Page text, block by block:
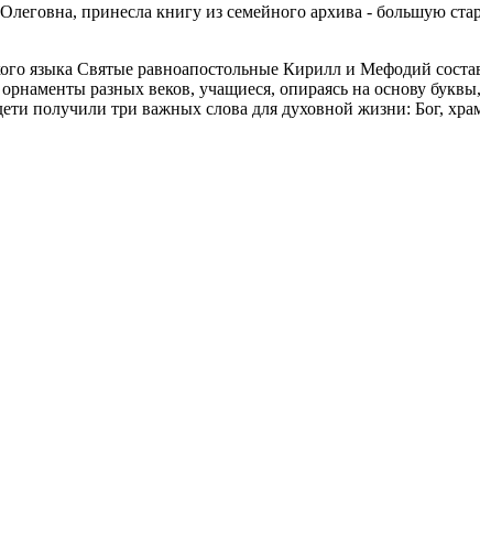
принесла книгу из семейного архива - большую
языка Святые равноапостольные Кирилл и Мефодий
разных веков, учащиеся, опираясь на основу
получили три важных слова для духовной жизни: Бог,